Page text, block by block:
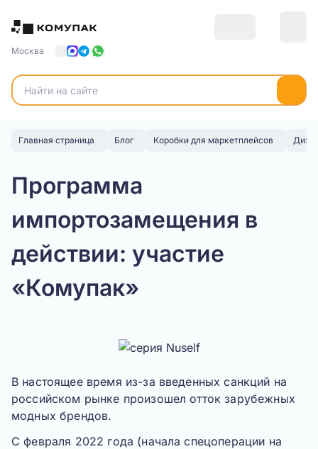
Москва
Главная страница Блог Коробки для маркетплейсов
Программа
импортозамещения в
действии: участие
«Комупак»
В настоящее время из-за введенных санкций на
российском рынке произошел отток зарубежных
модных брендов.
С февраля 2022 года (начала спецоперации на